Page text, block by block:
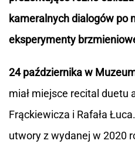
kameralnych dialogów po
eksperymenty
24 październikaw
miał miejsce recital duetu
Frąckiewicza i Rafała
utwory z wydanej w 2020